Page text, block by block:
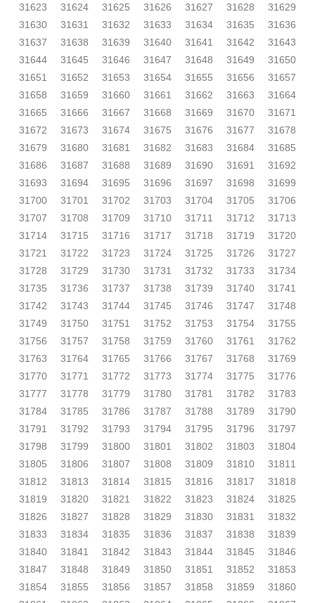
31623
31624 31625 31626 31627 31628
31629
31630
31631 31632 31633 31634 31635
31636
31637
31638 31639 31640 31641 31642
31643
31644
31645 31646 31647 31648 31649
31650
31651
31652 31653 31654 31655 31656
31657
31658
31659 31660 31661 31662 31663
31664
31665
31666 31667 31668 31669 31670
31671
31672
31673 31674 31675 31676 31677
31678
31679
31680 31681 31682 31683 31684
31685
31686
31687 31688 31689 31690 31691
31692
31693
31694 31695 31696 31697 31698
31699
31700
31701 31702 31703 31704 31705
31706
31707
31708 31709 31710 31711 31712
31713
31714
31715 31716 31717 31718 31719
31720
31721
31722 31723 31724 31725 31726
31727
31728
31729 31730 31731 31732 31733
31734
31735
31736 31737 31738 31739 31740
31741
31742
31743 31744 31745 31746 31747
31748
31749
31750 31751 31752 31753 31754
31755
31756
31757 31758 31759 31760 31761
31762
31763
31764 31765 31766 31767 31768
31769
31770
31771 31772 31773 31774 31775
31776
31777
31778 31779 31780 31781 31782
31783
31784
31785 31786 31787 31788 31789
31790
31791
31792 31793 31794 31795 31796
31797
31798
31799 31800 31801 31802 31803
31804
31805
31806 31807 31808 31809 31810
31811
31812
31813 31814 31815 31816 31817
31818
31819
31820 31821 31822 31823 31824
31825
31826
31827 31828 31829 31830 31831
31832
31833
31834 31835 31836 31837 31838
31839
31840
31841 31842 31843 31844 31845
31846
31847
31848 31849 31850 31851 31852
31853
31854
31855 31856 31857 31858 31859
31860